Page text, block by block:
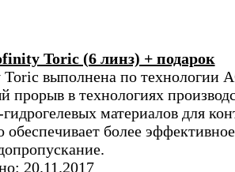
Toric (6 линз) + подарок
выполнена по технологии
прорыв в технологиях
материалов для
обеспечивает более эффективное
20.11.2017